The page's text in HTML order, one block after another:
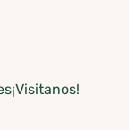
¡Visitanos!